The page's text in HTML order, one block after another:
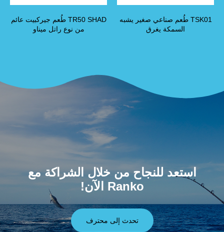
TSK01 طُعم صناعي صغير يشبه
السمكة يغرق
TR50 SHAD طُعم جيركبيت عائم
من نوع راتل ميناو
استعد للنجاح من خلال الشراكة مع
Ranko الآن!
تحدث إلى محترف